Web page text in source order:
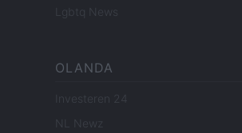
Lgbtq News
OLANDA
Investeren 24
NL Newz